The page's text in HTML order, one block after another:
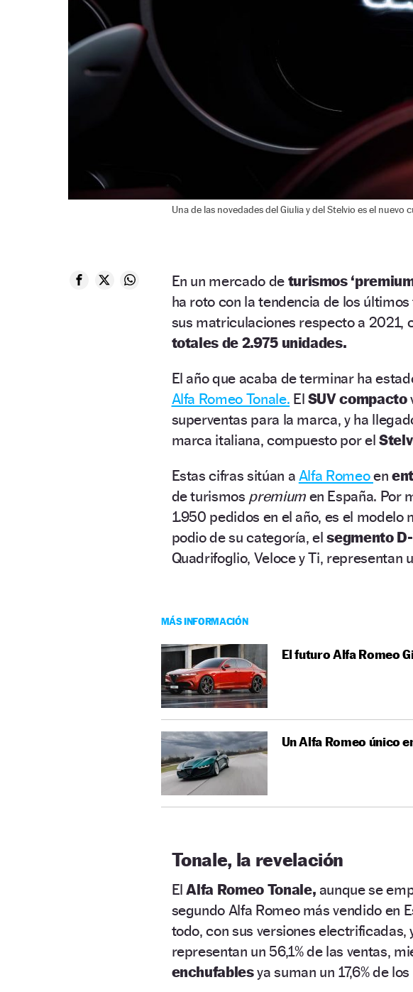
Una de las novedades del Giulia y del Stelvio es el nuevo
En un mercado de turismos
ha roto con la tendencia de los
sus matriculaciones respecto a 2021,
totales de 2.975 unidades.
El año que acaba de terminar ha
Alfa Romeo Tonale. El SUV compacto
superventas para la marca, y ha
marca italiana, compuesto por el
Estas cifras sitúan a Alfa Romeoen
de turismos premiumen España. Por
1.950 pedidos en el año, es el modelo
podio de su categoría, elsegmento
Quadrifoglio, Veloce y Ti, representan
MÁS INFORMACIÓN
El futuro Alfa Romeo
Un Alfa Romeo único
Tonale, la revelación
ElAlfa Romeo Tonale, aunque se
segundo Alfa Romeo más vendido en
todo, con sus versiones electrificadas,
representan un 56,1% de las ventas,
enchufablesya suman un 17,6% de